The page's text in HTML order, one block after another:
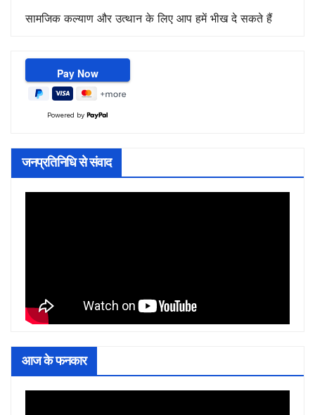
सामजिक कल्याण और उत्थान के लिए आप हमें भीख दे सकते हैं
Powered by
जनप्रतिनिधि से संवाद
आज के फनकार